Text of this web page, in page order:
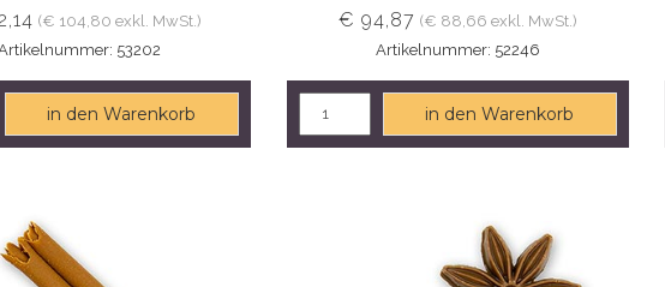
(€ 104,80 exkl. MwSt.)
53202
in den Warenkorb
€ 94,87 (€ 88,66 exkl. MwSt.)
Artikelnummer: 52246
in den Warenkorb